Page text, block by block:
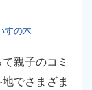
すの木
親子のコミ
でさまざま